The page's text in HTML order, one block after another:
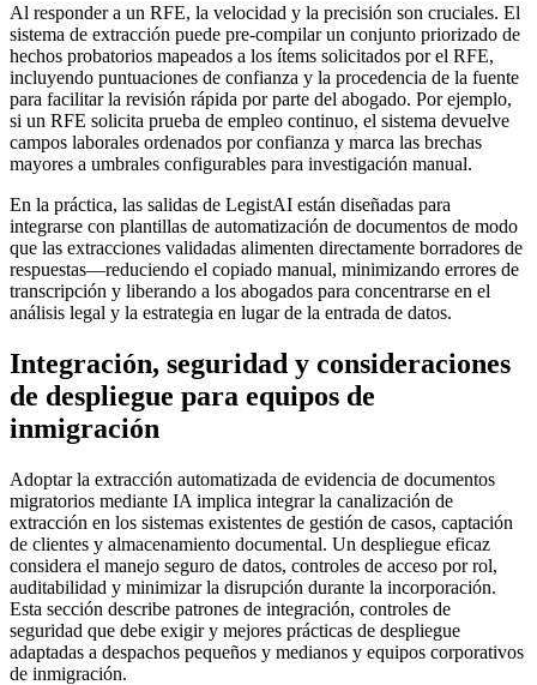
Al responder a un RFE, la velocidad y la precisión son cruciales. El
sistema de extracción puede pre-compilar un conjunto priorizado de
hechos probatorios mapeados a los ítems solicitados por el RFE,
incluyendo puntuaciones de confianza y la procedencia de la fuente
para facilitar la revisión rápida por parte del abogado. Por ejemplo,
si un RFE solicita prueba de empleo continuo, el sistema devuelve
campos laborales ordenados por confianza y marca las brechas
mayores a umbrales configurables para investigación manual.
En la práctica, las salidas de LegistAI están diseñadas para
integrarse con plantillas de automatización de documentos de modo
que las extracciones validadas alimenten directamente borradores de
respuestas—reduciendo el copiado manual, minimizando errores de
transcripción y liberando a los abogados para concentrarse en el
análisis legal y la estrategia en lugar de la entrada de datos.
Integración, seguridad y consideraciones
de despliegue para equipos de
inmigración
Adoptar la extracción automatizada de evidencia de documentos
migratorios mediante IA implica integrar la canalización de
extracción en los sistemas existentes de gestión de casos, captación
de clientes y almacenamiento documental. Un despliegue eficaz
considera el manejo seguro de datos, controles de acceso por rol,
auditabilidad y minimizar la disrupción durante la incorporación.
Esta sección describe patrones de integración, controles de
seguridad que debe exigir y mejores prácticas de despliegue
adaptadas a despachos pequeños y medianos y equipos corporativos
de inmigración.